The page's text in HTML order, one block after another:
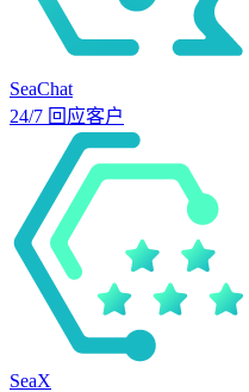
SeaChat
24/7 回应客户
SeaX